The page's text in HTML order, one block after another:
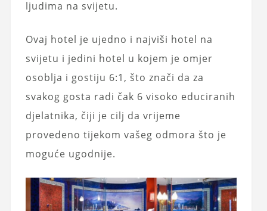
ljudima na svijetu.
Ovaj hotel je ujedno i najviši hotel na
svijetu i jedini hotel u kojem je omjer
osoblja i gostiju 6:1, što znači da za
svakog gosta radi čak 6 visoko educiranih
djelatnika, čiji je cilj da vrijeme
provedeno tijekom vašeg odmora što je
moguće ugodnije.